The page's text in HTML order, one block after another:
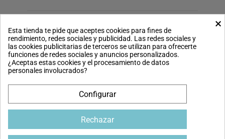
Bastilipo
Legal
Pago seguro
×
Esta tienda te pide que aceptes cookies para fines de
rendimiento, redes sociales y publicidad. Las redes sociales y
las cookies publicitarias de terceros se utilizan para ofrecerte
funciones de redes sociales y anuncios personalizados.
¿Aceptas estas cookies y el procesamiento de datos
personales involucrados?
Configurar
Rechazar